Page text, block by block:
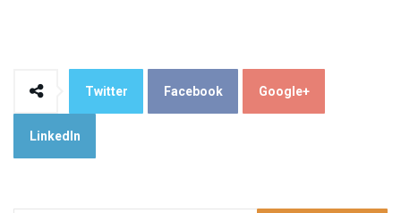
Twitter Facebook Google+
LinkedIn